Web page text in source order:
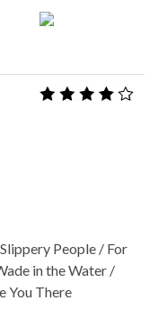
People / For
in the Water /
You There